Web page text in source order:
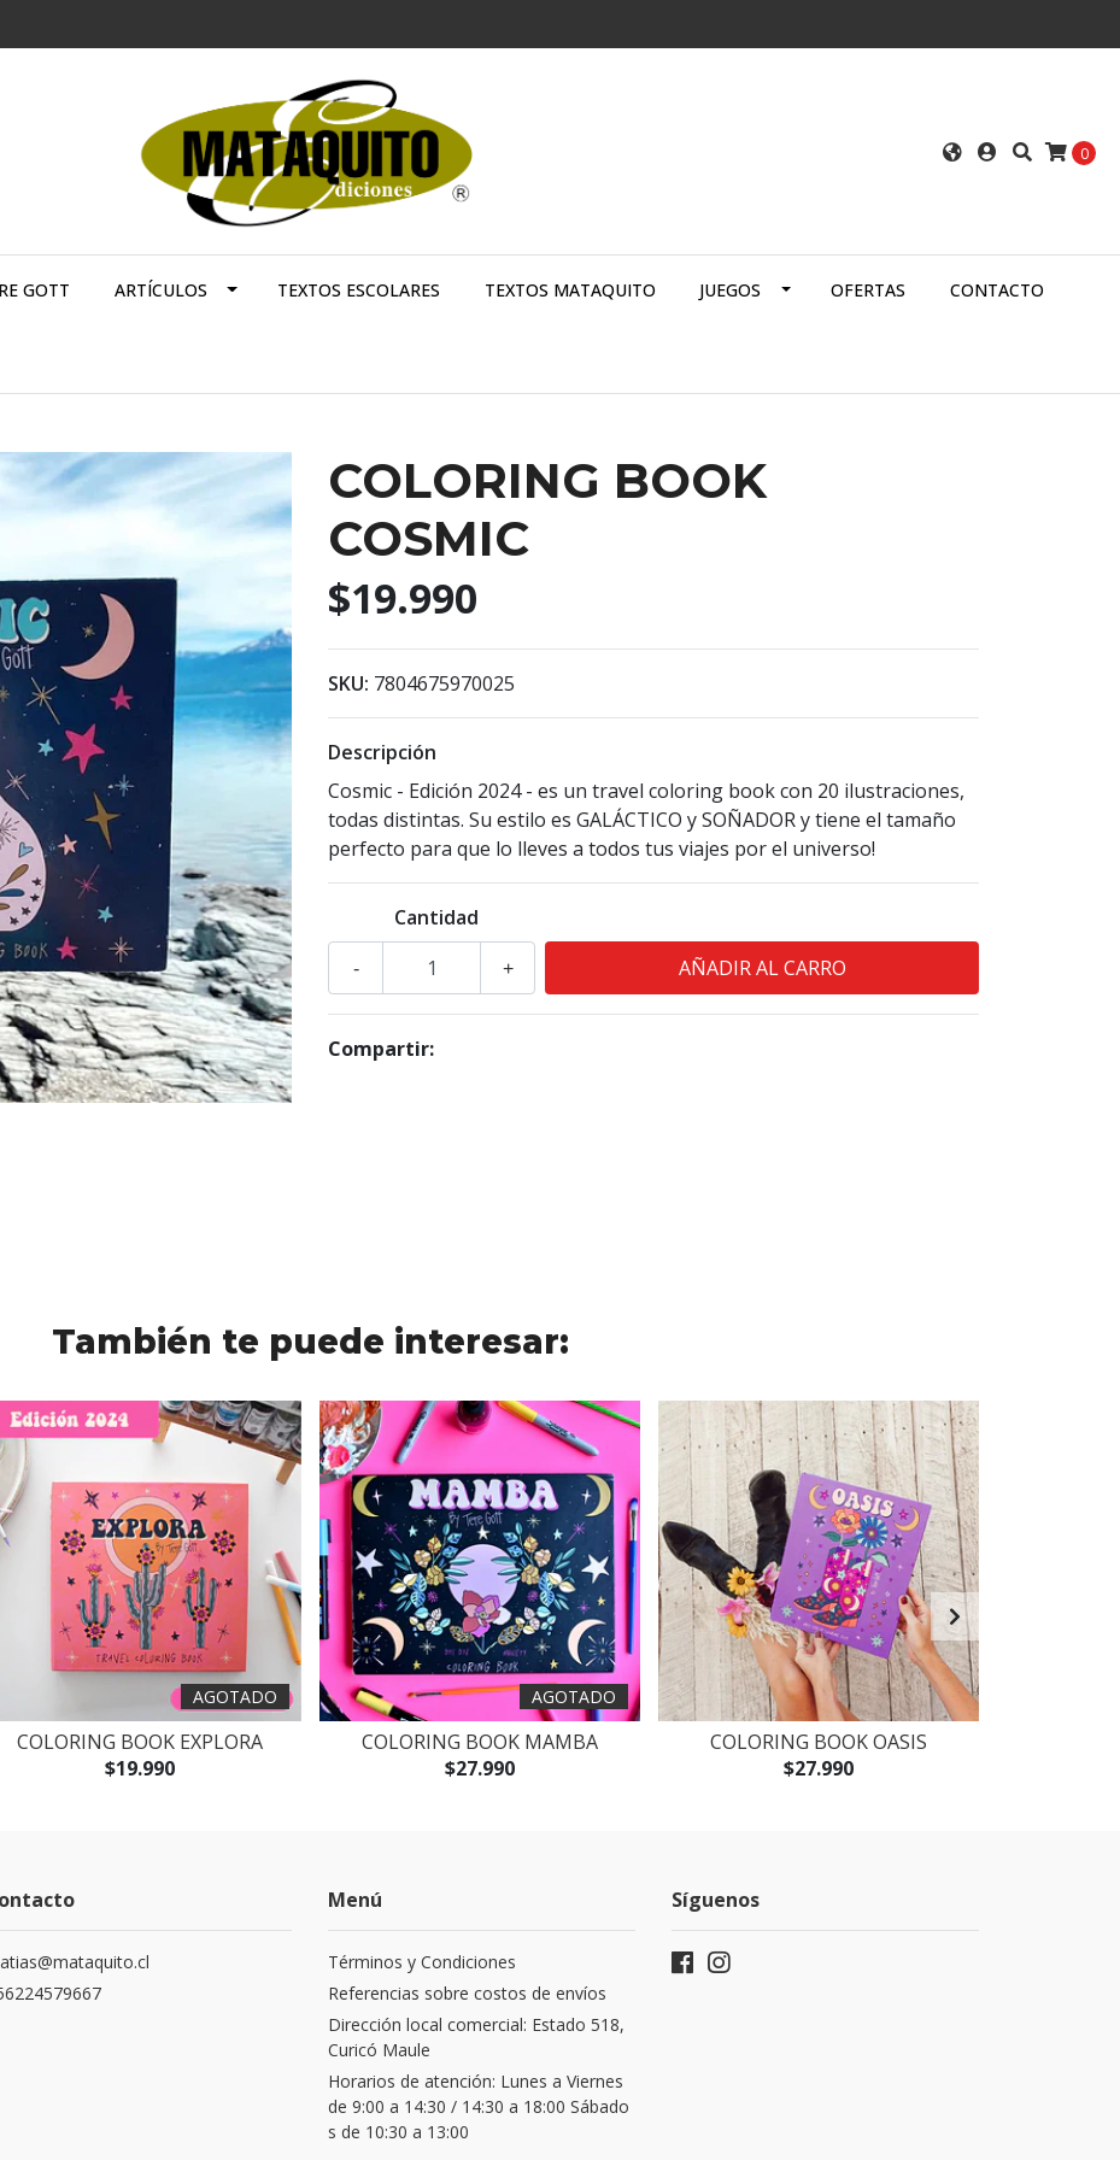
0
GOTT ARTÍCULOS TEXTOS ESCOLARES TEXTOS MATAQUITO JUEGOS OFERTAS CONTACTO
COLORING BOOK
COSMIC
$19.990
SKU: 7804675970025
Descripción
Cosmic - Edición 2024 - es un travel coloring book con 20 ilustraciones,
todas distintas. Su estilo es GALÁCTICO y SOÑADOR y tiene el tamaño
perfecto para que lo lleves a todos tus viajes por el universo!
Cantidad
+
-
Compartir:
También te puede interesar:
AGOTADO
COLORING BOOK EXPLORA
$19.990
AGOTADO
COLORING BOOK MAMBA
$27.990
COLORING BOOK OASIS
$27.990
Menú
Términos y Condiciones
Referencias sobre costos de envíos
Dirección local comercial: Estado 518,
Curicó Maule
Horarios de atención: Lunes a Viernes
de 9:00 a 14:30 / 14:30 a 18:00 Sábado
s de 10:30 a 13:00
Síguenos